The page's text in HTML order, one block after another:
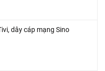
dây cáp mạng Sino